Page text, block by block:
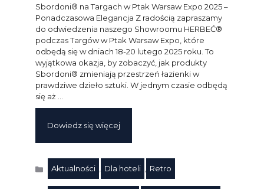
Sbordoni® na Targach w Ptak Warsaw Expo 2025 –
Ponadczasowa Elegancja Z radością zapraszamy
do odwiedzenia naszego Showroomu HERBEĆ®
podczas Targów w Ptak Warsaw Expo, które
odbędą się w dniach 18-20 lutego 2025 roku. To
wyjątkowa okazja, by zobaczyć, jak produkty
Sbordoni® zmieniają przestrzeń łazienki w
prawdziwe dzieło sztuki. W jednym czasie odbędą
się aż …
Dowiedz się więcej
Kategorie
Aktualności Dla hoteli Retro